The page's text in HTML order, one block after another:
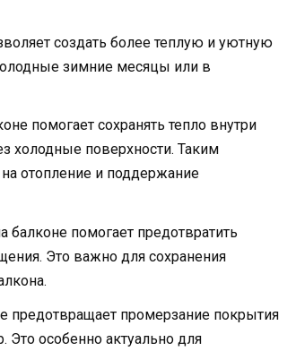
создать более теплую и уютную
зимние месяцы или в
помогает сохранять тепло внутри
холодные поверхности. Таким
отопление и поддержание
балконе помогает предотвратить
Это важно для сохранения
предотвращает промерзание покрытия
Это особенно актуально для